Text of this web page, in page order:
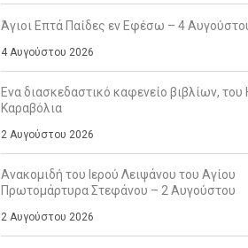
Άγιοι Επτά Παίδες εν Εφέσω – 4
4 Αυγούστου 2026
Ενα διασκεδαστικό καφενείο βιβλίων, του
Καραβόλια
2 Αυγούστου 2026
Ανακομιδή του Ιερού Λειψάνου του Αγίου
Πρωτομάρτυρα Στεφάνου – 2 Αυγούστου
2 Αυγούστου 2026